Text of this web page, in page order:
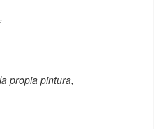
propia pintura,